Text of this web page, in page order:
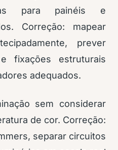
para painéis e
Correção: mapear
prever
fixações estruturais
adequados.
sem considerar
de cor. Correção:
separar circuitos